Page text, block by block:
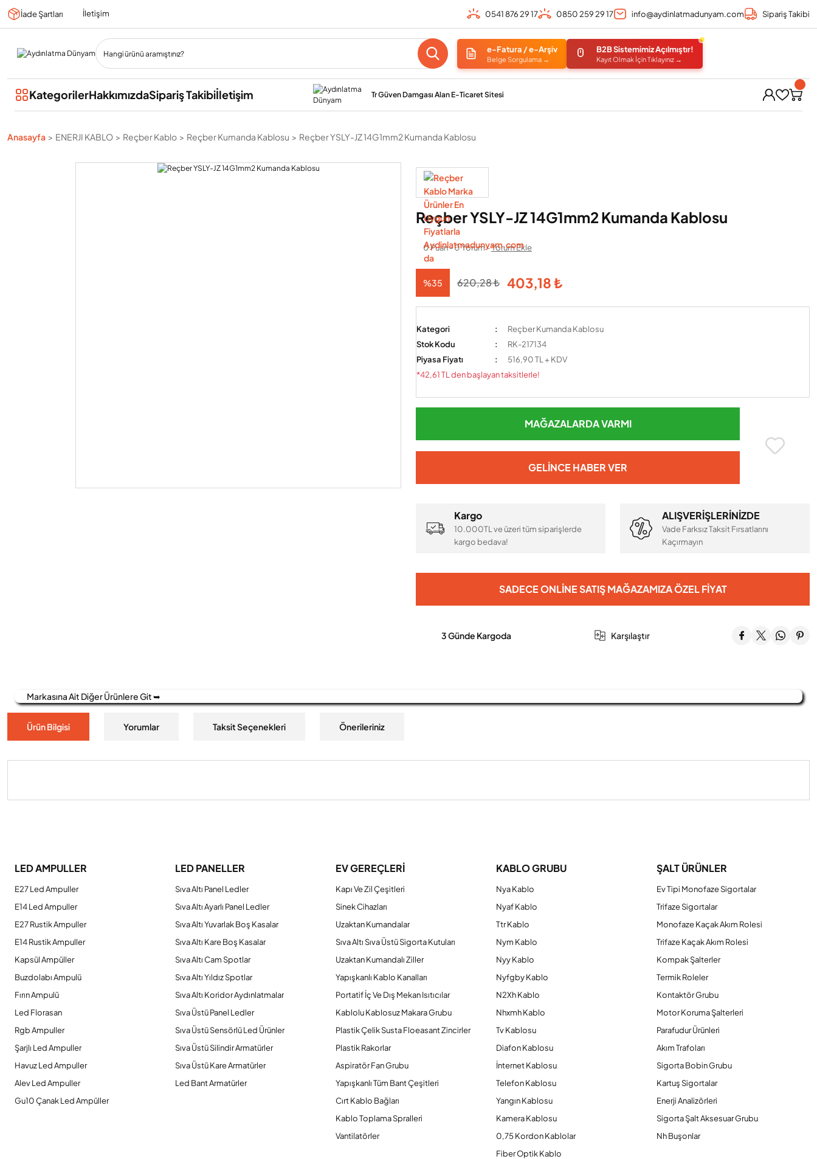
İade Şartları İletişim 0541 876 29 17 0850 259 29 17 info@aydinlatmadunyam.com Sipariş Takibi
e-Fatura / e-Arşiv
Belge Sorgulama →
B2B Sistemimiz Açılmıştır!
Kayıt Olmak İçin Tıklayınız →
KategorilerHakkımızdaSipariş Takibiİletişim Tr Güven Damgası Alan E-Ticaret Sitesi
Anasayfa ENERJI KABLO Reçber Kablo Reçber Kumanda Kablosu Reçber YSLY-JZ 14G1mm2 Kumanda Kablosu
Reçber YSLY-JZ 14G1mm2 Kumanda Kablosu
0 Puan - 0 Yorum -Yorum Ekle
%35 620,28 ₺ 403,18 ₺
Kategori
Reçber Kumanda Kablosu
Stok Kodu
RK-217134
Piyasa Fiyatı
516,90 TL + KDV
*42,61 TL den başlayan taksitlerle!
MAĞAZALARDA VARMI
GELINCE HABER VER
Kargo
10.000TL ve üzeri tüm siparişlerde
kargo bedava!
ALIŞVERİŞLERİNİZDE
Vade Farksız Taksit Fırsatlarını
Kaçırmayın
SADECE ONLINE SATIŞ MAĞAZAMIZA ÖZEL FIYAT
3 Günde Kargoda Karşılaştır
Markasına Ait Diğer Ürünlere Git ➥
Ürün Bilgisi Yorumlar Taksit Seçenekleri Önerileriniz
Bu ürüne ilk yorumu siz yapın!
Ürün resmi kalitesiz, bozuk veya görüntülenemiyor.
Ürün açıklamasında eksik bilgiler bulunuyor.
Ürün bilgilerinde hatalar bulunuyor.
Ürün fiyatı diğer sitelerden daha pahalı.
Bu ürüne benzer farklı alternatifler olmalı.
Gönder
LED AMPULLER
E27 Led Ampuller
E14 Led Ampuller
E27 Rustik Ampuller
E14 Rustik Ampuller
Kapsül Ampüller
Buzdolabı Ampulü
Fırın Ampulü
Led Florasan
Rgb Ampuller
Şarjlı Led Ampuller
Havuz Led Ampuller
Alev Led Ampuller
Gu10 Çanak Led Ampüller
LED PANELLER
Sıva Altı Panel Ledler
Sıva Altı Ayarlı Panel Ledler
Sıva Altı Yuvarlak Boş Kasalar
Sıva Altı Kare Boş Kasalar
Sıva Altı Cam Spotlar
Sıva Altı Yıldız Spotlar
Sıva Altı Koridor Aydınlatmalar
Sıva Üstü Panel Ledler
Sıva Üstü Sensörlü Led Ürünler
Sıva Üstü Silindir Armatürler
Sıva Üstü Kare Armatürler
Led Bant Armatürler
EV GEREÇLERİ
Kapı Ve Zil Çeşitleri
Sinek Cihazları
Uzaktan Kumandalar
Sıva Altı Sıva Üstü Sigorta Kutuları
Uzaktan Kumandalı Ziller
Yapışkanlı Kablo Kanalları
Portatif İç Ve Dış Mekan Isıtıcılar
Kablolu Kablosuz Makara Grubu
Plastik Çelik Susta Floeasant Zincirler
Plastik Rakorlar
Aspiratör Fan Grubu
Yapışkanlı Tüm Bant Çeşitleri
Cırt Kablo Bağları
Kablo Toplama Spralleri
Vantilatörler
KABLO GRUBU
Nya Kablo
Nyaf Kablo
Ttr Kablo
Nym Kablo
Nyy Kablo
Nyfgby Kablo
N2Xh Kablo
Nhxmh Kablo
Tv Kablosu
Diafon Kablosu
İnternet Kablosu
Telefon Kablosu
Yangın Kablosu
Kamera Kablosu
0,75 Kordon Kablolar
Fiber Optik Kablo
ŞALT ÜRÜNLER
Ev Tipi Monofaze Sigortalar
Trifaze Sigortalar
Monofaze Kaçak Akım Rolesi
Trifaze Kaçak Akım Rolesi
Kompak Şalterler
Termik Roleler
Kontaktör Grubu
Motor Koruma Şalterleri
Parafudur Ürünleri
Akım Trafoları
Sigorta Bobin Grubu
Kartuş Sigortalar
Enerji Analizörleri
Sigorta Şalt Aksesuar Grubu
Nh Buşonlar